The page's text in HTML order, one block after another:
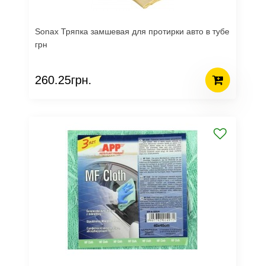
Sonax Тряпка замшевая для протирки авто в тубе
грн
260.25грн.